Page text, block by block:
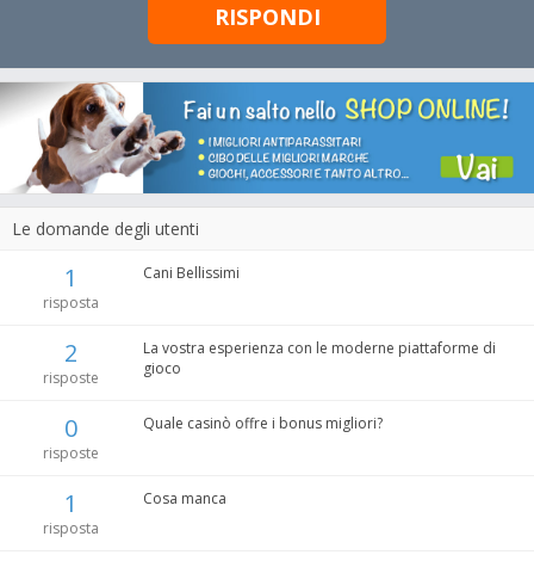
RISPONDI
Le domande degli utenti
1
risposta
Cani Bellissimi
2
risposte
La vostra esperienza con le moderne piattaforme di
gioco
0
risposte
Quale casinò offre i bonus migliori?
1
risposta
Cosa manca